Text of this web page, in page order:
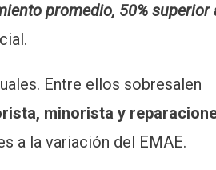
promedio, 50% superior
Entre ellos sobresalen
minorista y
a la variación del EMAE.